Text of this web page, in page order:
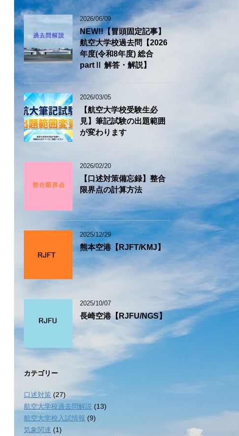
2026/06/09
NEW!!【冒頭固定記事】
航空大学校過去問【2026
年度(令和8年度) 総合
partⅡ 解答・解説】
2026/03/05
【航空大学校受験生必
見】筆記試験の出題範囲
が変わります
2026/02/20
【口述対策備忘録】整合
限界点の計算方法
2025/12/29
熊本空港【RJFT/KMJ】
2025/10/07
長崎空港【RJFU/NGS】
カテゴリー
口述対策 (27)
航空大学校過去問解説 (13)
航空大学校入試情報 (9)
気象関連 (1)